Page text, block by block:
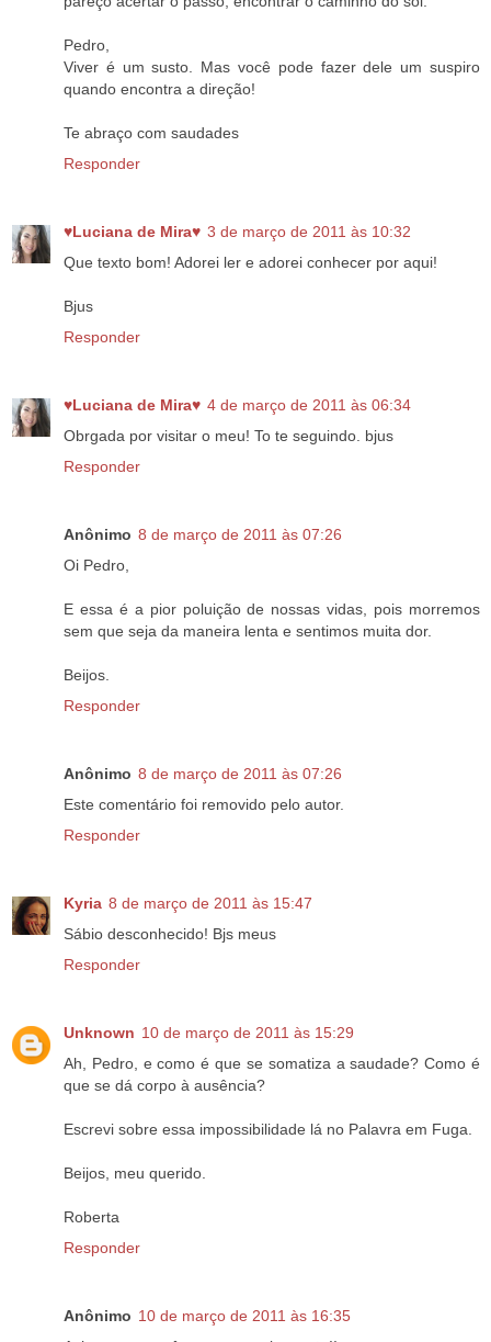
Pedro,
Viver é um susto. Mas você pode fazer dele um suspiro
quando encontra a direção!
Te abraço com saudades
Responder
♥Luciana de Mira♥ 3 de março de 2011 às 10:32
Que texto bom! Adorei ler e adorei conhecer por aqui!
Bjus
Responder
♥Luciana de Mira♥ 4 de março de 2011 às 06:34
Obrgada por visitar o meu! To te seguindo. bjus
Responder
Anônimo 8 de março de 2011 às 07:26
Oi Pedro,
E essa é a pior poluição de nossas vidas, pois morremos
sem que seja da maneira lenta e sentimos muita dor.
Beijos.
Responder
Anônimo 8 de março de 2011 às 07:26
Este comentário foi removido pelo autor.
Responder
Kyria 8 de março de 2011 às 15:47
Sábio desconhecido! Bjs meus
Responder
Unknown 10 de março de 2011 às 15:29
Ah, Pedro, e como é que se somatiza a saudade? Como é
que se dá corpo à ausência?
Escrevi sobre essa impossibilidade lá no Palavra em Fuga.
Beijos, meu querido.
Roberta
Responder
Anônimo 10 de março de 2011 às 16:35